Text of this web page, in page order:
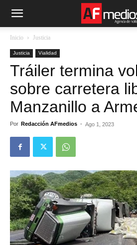
Inicio Justicia
Justicia Vialidad
Tráiler termina
sobre carretera
Manzanillo a
Por Redacción AFmedios - Ago 1, 2023